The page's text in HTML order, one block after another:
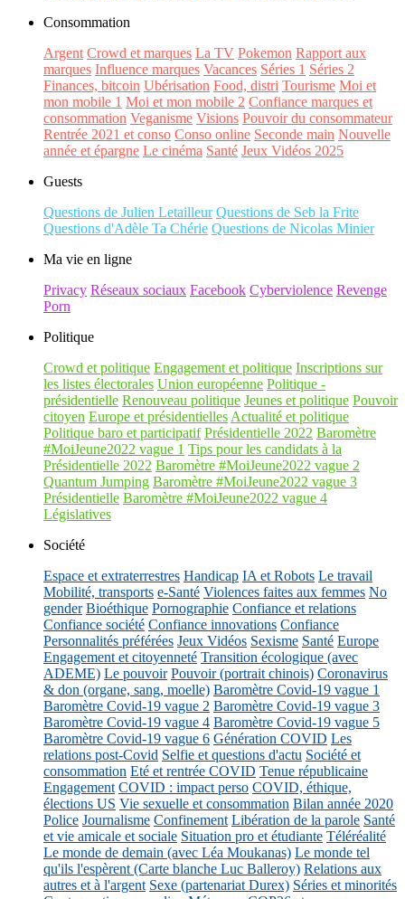
Consommation
Argent Crowd et marques La TV Pokemon Rapport aux
marques Influence marques Vacances Séries 1 Séries 2
Finances, bitcoin Ubérisation Food, distri Tourisme Moi et
mon mobile 1 Moi et mon mobile 2 Confiance marques et
consommation Veganisme Visions Pouvoir du consommateur
Rentrée 2021 et conso Conso online Seconde main Nouvelle
année et épargne Le cinéma Santé Jeux Vidéos 2025
Guests
Questions de Julien Letailleur Questions de Seb la Frite
Questions d'Adèle Ta Chérie Questions de Nicolas Minier
Ma vie en ligne
Privacy Réseaux sociaux Facebook Cyberviolence Revenge
Porn
Politique
Crowd et politique Engagement et politique Inscriptions sur
les listes électorales Union européenne Politique -
présidentielle Renouveau politique Jeunes et politique Pouvoir
citoyen Europe et présidentielles Actualité et politique
Politique baro et participatif Présidentielle 2022 Baromètre
#MoiJeune2022 vague 1 Tips pour les candidats à la
Présidentielle 2022 Baromètre #MoiJeune2022 vague 2
Quantum Jumping Baromètre #MoiJeune2022 vague 3
Présidentielle Baromètre #MoiJeune2022 vague 4
Législatives
Société
Espace et extraterrestres Handicap IA et Robots Le travail
Mobilité, transports e-Santé Violences faites aux femmes No
gender Bioéthique Pornographie Confiance et relations
Confiance société Confiance innovations Confiance
Personnalités préférées Jeux Vidéos Sexisme Santé Europe
Engagement et citoyenneté Transition écologique (avec
ADEME) Le pouvoir Pouvoir (portrait chinois) Coronavirus
& don (organe, sang, moelle) Baromètre Covid-19 vague 1
Baromètre Covid-19 vague 2 Baromètre Covid-19 vague 3
Baromètre Covid-19 vague 4 Baromètre Covid-19 vague 5
Baromètre Covid-19 vague 6 Génération COVID Les
relations post-Covid Selfie et questions d'actu Société et
consommation Eté et rentrée COVID Tenue républicaine
Engagement COVID : impact perso COVID, éthique,
élections US Vie sexuelle et consommation Bilan année 2020
Police Journalisme Confinement Libération de la parole Santé
et vie amicale et sociale Situation pro et étudiante Téléréalité
Le monde de demain (avec Léa Moukanas) Le monde tel
qu'ils l'espèrent (Carte blanche Luc Balleroy) Relations aux
autres et à l'argent Sexe (partenariat Durex) Séries et minorités